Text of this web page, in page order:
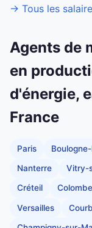
→ Tous les
Agents de
en
d'énergie,
France
Paris
Nanterre Vitry-
Créteil
Versailles